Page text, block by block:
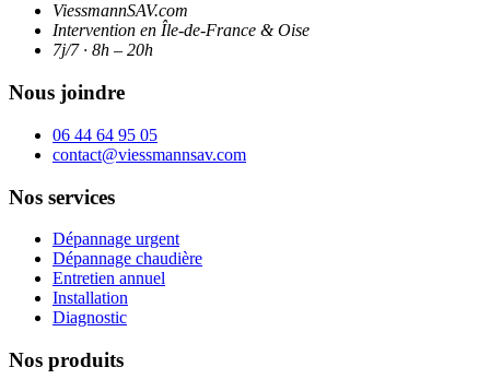
ViessmannSAV.com
Intervention en Île-de-France & Oise
7j/7 · 8h – 20h
Nous joindre
06 44 64 95 05
contact@viessmannsav.com
Nos services
Dépannage urgent
Dépannage chaudière
Entretien annuel
Installation
Diagnostic
Nos produits